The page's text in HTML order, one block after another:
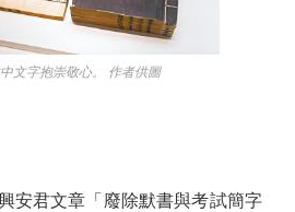
文字抱崇敬心。 作者供圖
君文章「廢除默書與考試簡字